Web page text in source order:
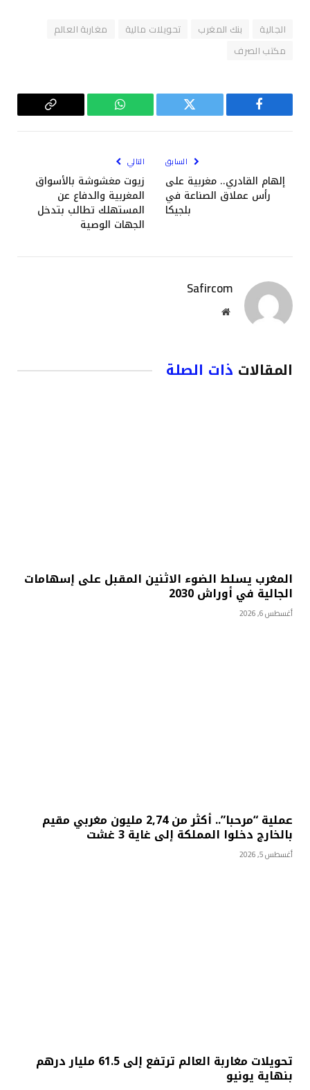
الجالية بنك المغرب تحويلات مالية
مغاربة العالم
مكتب الصرف
فيسبوك تويتر واتساب
Copy
السابق
إلهام القادري.. مغربية على
رأس عملاق الصناعة في
بلجيكا
التالي
زيوت مغشوشة بالأسواق
المغربية والدفاع عن
المستهلك تطالب بتدخل
الجهات الوصية
Safircom
موقع
المقالات ذات الصلة
المغرب يسلط الضوء الاثنين المقبل على إسهامات
الجالية في أوراش 2030
أغسطس 6, 2026
عملية “مرحبا”.. أكثر من 2,74 مليون مغربي مقيم
بالخارج دخلوا المملكة إلى غاية 3 غشت
أغسطس 5, 2026
تحويلات مغاربة العالم ترتفع إلى 61.5 مليار درهم
بنهاية يونيو